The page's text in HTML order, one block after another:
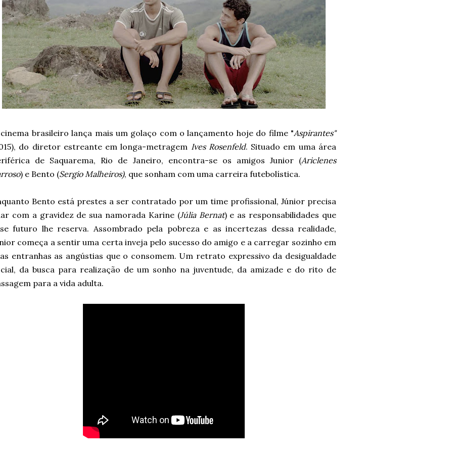
brasileiro lança mais um golaço com o lançamento hoje do filme "Aspirantes"
do diretor estreante em longa-metragem Ives Rosenfeld. Situado em uma área
de Saquarema, Rio de Janeiro, encontra-se os amigos Junior (Ariclenes
) e Bento (Sergio Malheiros), que sonham com uma carreira futebolística.
Bento está prestes a ser contratado por um time profissional, Júnior precisa
com a gravidez de sua namorada Karine (Júlia Bernat) e as responsabilidades que
futuro lhe reserva. Assombrado pela pobreza e as incertezas dessa realidade,
começa a sentir uma certa inveja pelo sucesso do amigo e a carregar sozinho em
entranhas as angústias que o consomem. Um retrato expressivo da desigualdade
da busca para realização de um sonho na juventude, da amizade e do rito de
para a vida adulta.